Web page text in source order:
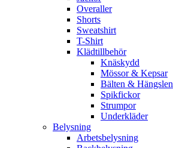
Overaller
Shorts
Sweatshirt
T-Shirt
Klädtillbehör
Knäskydd
Mössor & Kepsar
Bälten & Hängslen
Spikfickor
Strumpor
Underkläder
Belysning
Arbetsbelysning